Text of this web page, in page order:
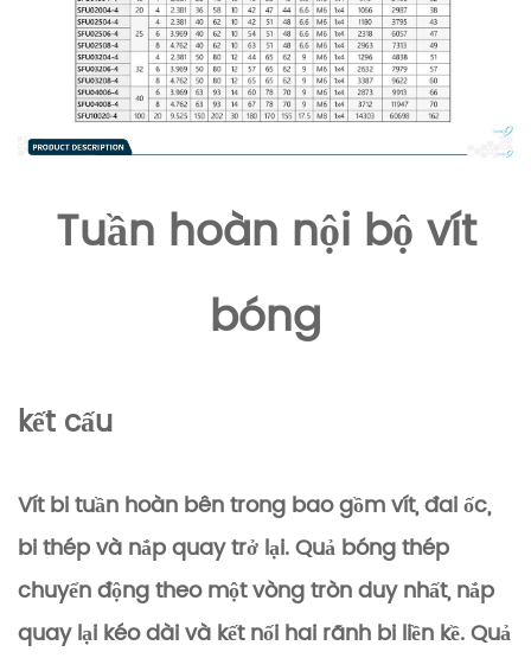
Tuần hoàn nội bộ vít
bóng
kết cấu
Vít bi tuần hoàn bên trong bao gồm vít, đai ốc,
bi thép và nắp quay trở lại. Quả bóng thép
chuyển động theo một vòng tròn duy nhất, nắp
quay lại kéo dài và kết nối hai rãnh bi liền kề. Quả